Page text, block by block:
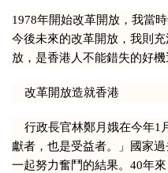
1978年開始改革開放，我當
今後未來的改革開放，我則
放，是香港人不能錯失的好機
改革開放造就香港
行政長官林鄭月娥在今年1
獻者，也是受益者。」國家
一起努力奮鬥的結果。40年